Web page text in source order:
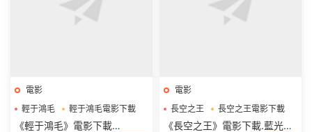
電影
輕于鴻毛
輕于鴻毛電影下載
《輕于鴻毛》電影下載
電影
長空之王
長空之王電影下載
《長空之王》電影下載.藍光版